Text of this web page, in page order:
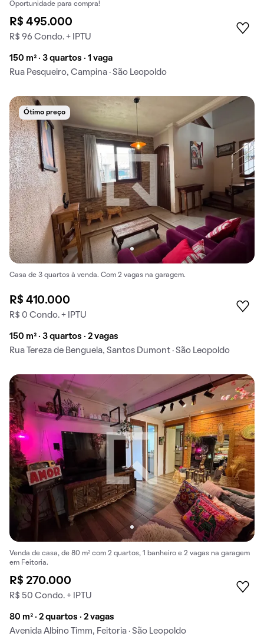
Oportunidade para compra!
R$ 495.000
R$ 96 Condo. + IPTU
150 m² · 3 quartos · 1 vaga
Rua Pesqueiro, Campina · São Leopoldo
Ótimo preço
Casa de 3 quartos à venda. Com 2 vagas na garagem.
R$ 410.000
R$ 0 Condo. + IPTU
150 m² · 3 quartos · 2 vagas
Rua Tereza de Benguela, Santos Dumont · São Leopoldo
Venda de casa, de 80 m² com 2 quartos, 1 banheiro e 2 vagas na garagem
em Feitoria.
R$ 270.000
R$ 50 Condo. + IPTU
80 m² · 2 quartos · 2 vagas
Avenida Albino Timm, Feitoria · São Leopoldo